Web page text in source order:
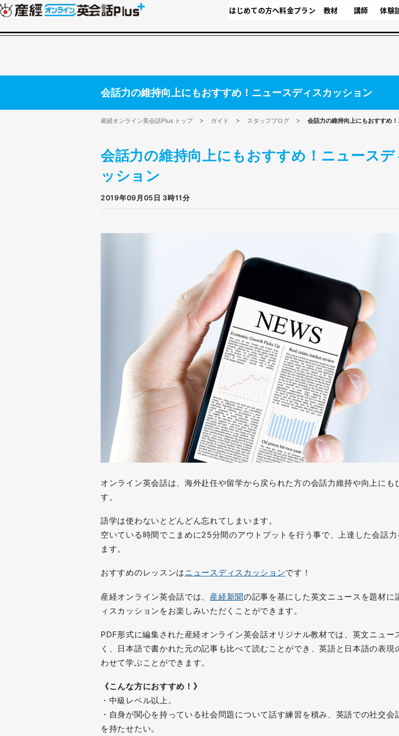
はじめての方へ料金プラン 教材 講師 体験
会話力の維持向上にもおすすめ！ニュースディスカッション
産経オンライン英会話Plus トップ ガイド スタッフブログ 会話力の維持向上にもおすすめ
会話力の維持向上にもおすすめ！ニュースデ
ッション
2019年09月05日 3時11分
オンライン英会話は、海外赴任や留学から戻られた方の会話力維持や向上にも
す。
語学は使わないとどんどん忘れてしまいます。
空いている時間でこまめに25分間のアウトプットを行う事で、上達した会話力
ます。
おすすめのレッスンはニュースディスカッションです！
産経オンライン英会話では、 産経新聞の記事を基にした英文ニュースを題材に
ィスカッションをお楽しみいただくことができます。
PDF形式に編集された産経オンライン英会話オリジナル教材では、英文ニュー
く、日本語で書かれた元の記事も比べて読むことができ、英語と日本語の表現
わせて学ぶことができます。
《こんな方におすすめ！》
・中級レベル以上。
・自身が関心を持っている社会問題について話す練習を積み、英語での社交会
を持たせたい。